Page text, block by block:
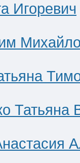
Игоревич
Татьяна